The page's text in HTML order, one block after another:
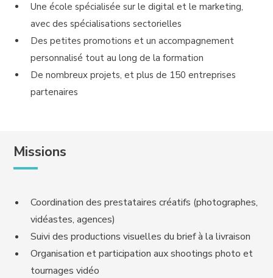
Une école spécialisée sur le digital et le marketing,
avec des spécialisations sectorielles
Des petites promotions et un accompagnement
personnalisé tout au long de la formation
De nombreux projets, et plus de 150 entreprises
partenaires
Missions
Coordination des prestataires créatifs (photographes,
vidéastes, agences)
Suivi des productions visuelles du brief à la livraison
Organisation et participation aux shootings photo et
tournages vidéo